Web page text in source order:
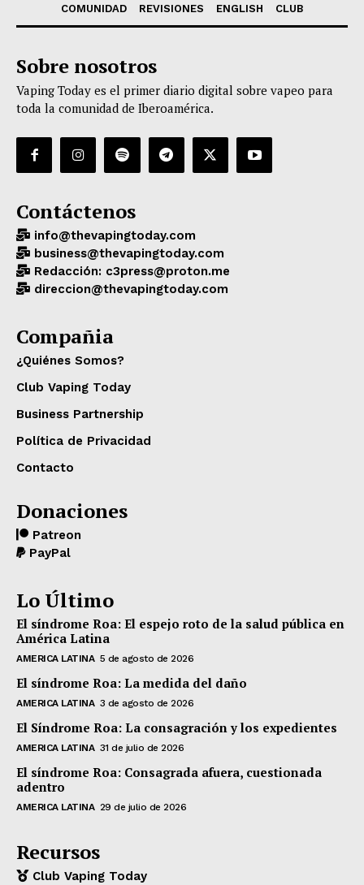
COMUNIDAD
REVISIONES ENGLISH CLUB
Sobre nosotros
Vaping Today es el primer diario digital sobre vapeo para
toda la comunidad de Iberoamérica.
Contáctenos
info@thevapingtoday.com
business@thevapingtoday.com
Redacción: c3press@proton.me
direccion@thevapingtoday.com
Compañia
¿Quiénes Somos?
Club Vaping Today
Business Partnership
Política de Privacidad
Contacto
Donaciones
Patreon
PayPal
Lo Último
El síndrome Roa: El espejo roto de la salud pública en
América Latina
AMERICA LATINA 5 de agosto de 2026
El síndrome Roa: La medida del daño
AMERICA LATINA 3 de agosto de 2026
El Síndrome Roa: La consagración y los expedientes
AMERICA LATINA 31 de julio de 2026
El síndrome Roa: Consagrada afuera, cuestionada
adentro
AMERICA LATINA 29 de julio de 2026
Recursos
Club Vaping Today